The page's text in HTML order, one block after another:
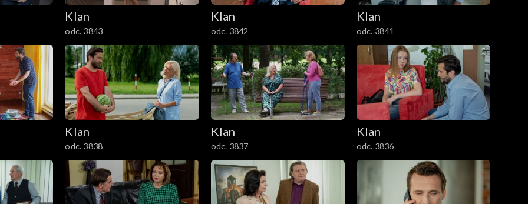
Klan
odc. 3843
Klan
odc. 3842
Klan
odc. 3841
Klan
odc. 3838
Klan
odc. 3837
Klan
odc. 3836